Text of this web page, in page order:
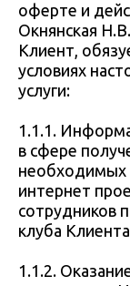
оферте и
Окнянская
Клиент,
условиях
услуги:
1.1.1.
в сфере
необходимых
интернет
сотрудников
клуба
1.1.2.